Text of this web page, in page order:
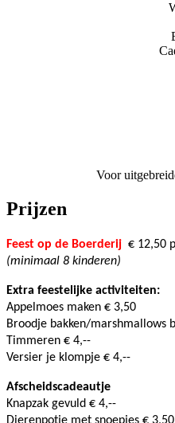
Voor
Prijzen
Feest op de Boerderij € 12,50
(minimaal 8 kinderen)
Extra feestelijke activiteiten:
Appelmoes maken € 3,50
Broodje bakken/marshmallows
Timmeren € 4,--
Versier je klompje € 4,--
Afscheidscadeautje
Knapzak gevuld € 4,--